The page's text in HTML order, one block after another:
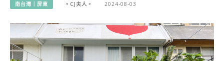
南台灣｜屏東 。CJ夫人。 2024-08-03